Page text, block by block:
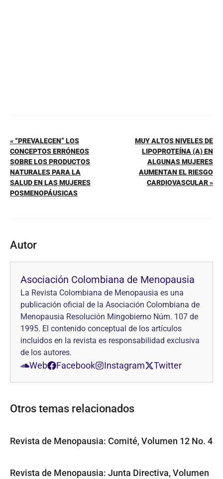
« “PREVALECEN” LOS
CONCEPTOS ERRÓNEOS
SOBRE LOS PRODUCTOS
NATURALES PARA LA
SALUD EN LAS MUJERES
POSMENOPÁUSICAS
MUY ALTOS NIVELES DE
LIPOPROTEÍNA (A) EN
ALGUNAS MUJERES
AUMENTAN EL RIESGO
CARDIOVASCULAR »
Autor
Asociación Colombiana de Menopausia
La Revista Colombiana de Menopausia es una
publicación oficial de la Asociación Colombiana de
Menopausia Resolución Mingobierno Núm. 107 de
1995. El contenido conceptual de los artículos
incluidos en la revista es responsabilidad exclusiva
de los autores.
Web Facebook Instagram Twitter
Otros temas relacionados
Revista de Menopausia: Comité, Volumen 12 No. 4
Revista de Menopausia: Junta Directiva, Volumen